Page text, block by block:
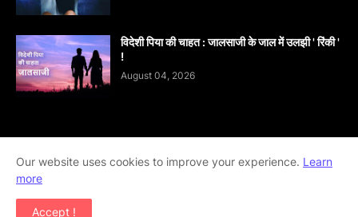
विदेशी पिया की चाहत : जालसाजी के जाल में उलझी ' रिंकी '
!
August 04, 2026
Home About contact-us
Disclaimer
Our website uses cookies to improve your experience. Learn
more
Accept !